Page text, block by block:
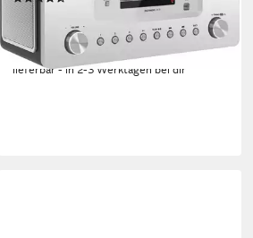
ab 169,00 €
199,00 €
15,43 €
mtl. in 12 Raten
-15%
lieferbar - in 2-3 Werktagen bei dir